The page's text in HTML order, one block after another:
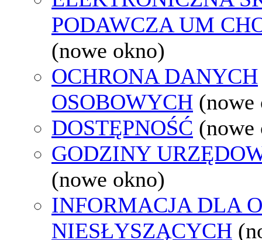
PODAWCZA UM
(nowe okno)
OCHRONA DANYCH
OSOBOWYCH (nowe
DOSTĘPNOŚĆ (nowe
GODZINY
(nowe okno)
INFORMACJA DLA
NIESŁYSZĄCYCH